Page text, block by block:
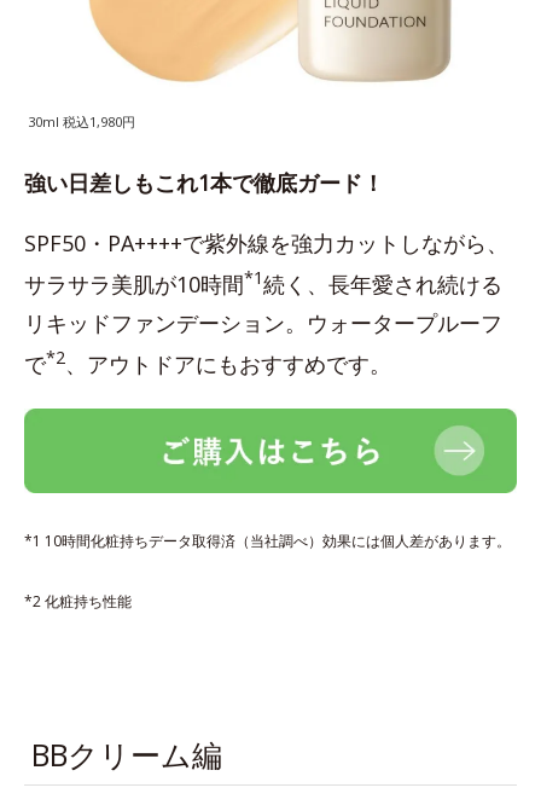
30ml 税込1,980円
強い日差しもこれ1本で徹底ガード！
SPF50・PA++++で紫外線を強力カットしながら、
サラサラ美肌が10時間*1続く、長年愛され続ける
リキッドファンデーション。ウォータープルーフ
で*2、アウトドアにもおすすめです。
*1 10時間化粧持ちデータ取得済（当社調べ）効果には個人差があります。
*2 化粧持ち性能
BBクリーム編